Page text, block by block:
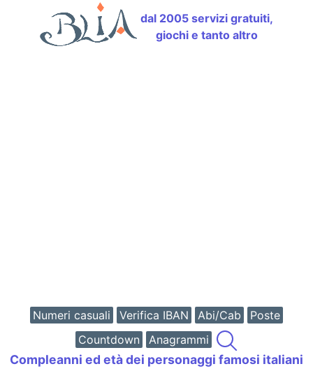
dal 2005 servizi gratuiti,
giochi e tanto altro
Numeri casuali Verifica IBAN Abi/Cab
Poste
Countdown
Anagrammi
Compleanni ed età dei personaggi famosi italiani